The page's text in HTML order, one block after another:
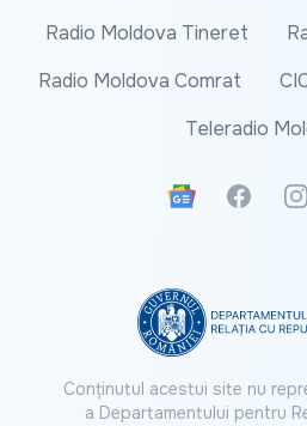
Radio Moldova Tineret
Radio Moldova Comrat
Teleradio
Google News
Facebook
Conținutul acestui site nu
a Departamentului pentru